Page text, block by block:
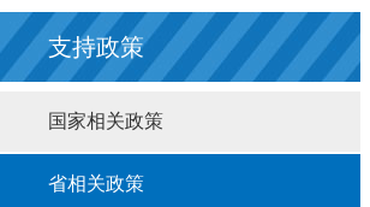
联系我们
支持政策
国家相关政策
省相关政策